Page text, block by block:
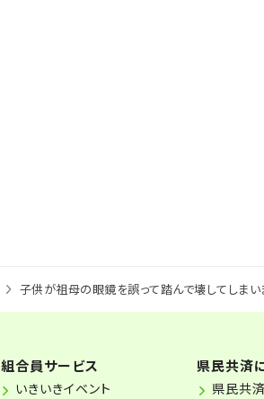
子供が祖母の眼鏡を誤って踏んで壊してしま
組合員サービス
いきいきイベント
県民共済
県民共